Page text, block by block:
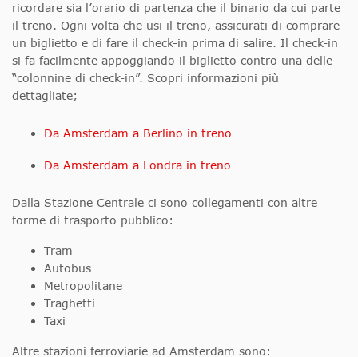
ricordare sia l’orario di partenza che il binario da cui parte
il treno. Ogni volta che usi il treno, assicurati di comprare
un biglietto e di fare il check-in prima di salire. Il check-in
si fa facilmente appoggiando il biglietto contro una delle
“colonnine di check-in”. Scopri informazioni più
dettagliate;
Da Amsterdam a Berlino in treno
Da Amsterdam a Londra in treno
Dalla Stazione Centrale ci sono collegamenti con altre
forme di trasporto pubblico:
Tram
Autobus
Metropolitane
Traghetti
Taxi
Altre stazioni ferroviarie ad Amsterdam sono: